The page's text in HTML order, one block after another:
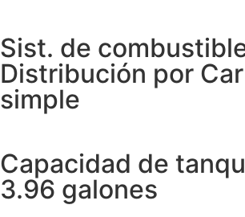
Sist. de
Distribución por
simple
Capacidad de
3.96 galones